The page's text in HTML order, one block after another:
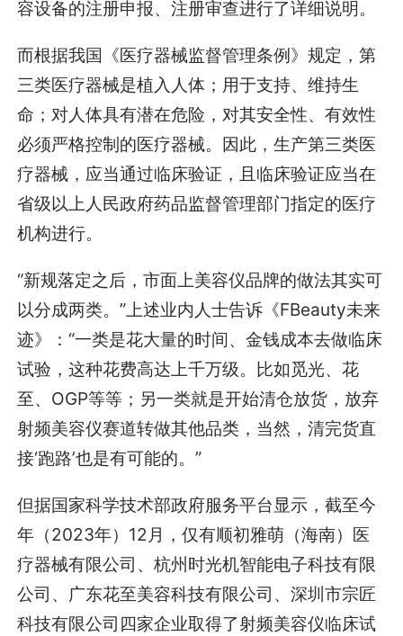
容设备的注册申报、注册审查进行了详细说明。
而根据我国《医疗器械监督管理条例》规定，第
三类医疗器械是植入人体；用于支持、维持生
命；对人体具有潜在危险，对其安全性、有效性
必须严格控制的医疗器械。因此，生产第三类医
疗器械，应当通过临床验证，且临床验证应当在
省级以上人民政府药品监督管理部门指定的医疗
机构进行。
“新规落定之后，市面上美容仪品牌的做法其实可
以分成两类。”上述业内人士告诉《FBeauty未来
迹》：“一类是花大量的时间、金钱成本去做临床
试验，这种花费高达上千万级。比如觅光、花
至、OGP等等；另一类就是开始清仓放货，放弃
射频美容仪赛道转做其他品类，当然，清完货直
接‘跑路’也是有可能的。”
但据国家科学技术部政府服务平台显示，截至今
年（2023年）12月，仅有顺初雅萌（海南）医
疗器械有限公司、杭州时光机智能电子科技有限
公司、广东花至美容科技有限公司、深圳市宗匠
科技有限公司四家企业取得了射频美容仪临床试